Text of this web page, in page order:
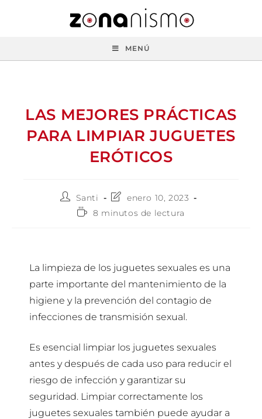
MENÚ
LAS MEJORES PRÁCTICAS
PARA LIMPIAR JUGUETES
ERÓTICOS
Santi
enero 10, 2023
8 minutos de lectura
La limpieza de los juguetes sexuales es una
parte importante del mantenimiento de la
higiene y la prevención del contagio de
infecciones de transmisión sexual.
Es esencial limpiar los juguetes sexuales
antes y después de cada uso para reducir el
riesgo de infección y garantizar su
seguridad. Limpiar correctamente los
juguetes sexuales también puede ayudar a